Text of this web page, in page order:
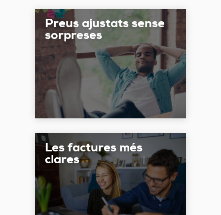
Preus ajustats sense
sorpreses
Les factures més
clares